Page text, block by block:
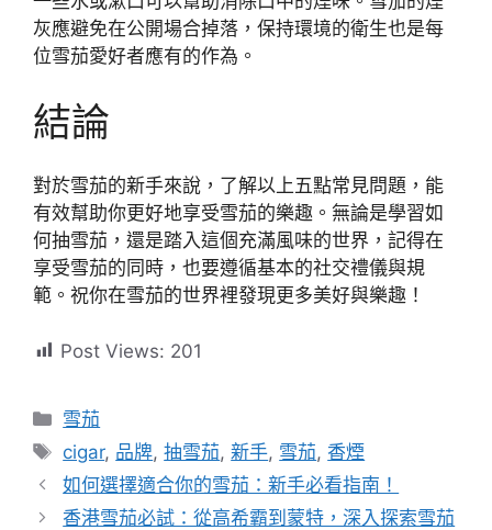
灰應避免在公開場合掉落，保持環境的衛生也是每
位雪茄愛好者應有的作為。
結論
對於雪茄的新手來說，了解以上五點常見問題，能
有效幫助你更好地享受雪茄的樂趣。無論是學習如
何抽雪茄，還是踏入這個充滿風味的世界，記得在
享受雪茄的同時，也要遵循基本的社交禮儀與規
範。祝你在雪茄的世界裡發現更多美好與樂趣！
Post Views: 201
分
類
雪茄
標
籤
cigar, 品牌,抽雪茄,新手, 雪茄, 香煙
如何選擇適合你的雪茄：新手必看指南！
香港雪茄必試：從高希霸到蒙特，深入探索雪茄